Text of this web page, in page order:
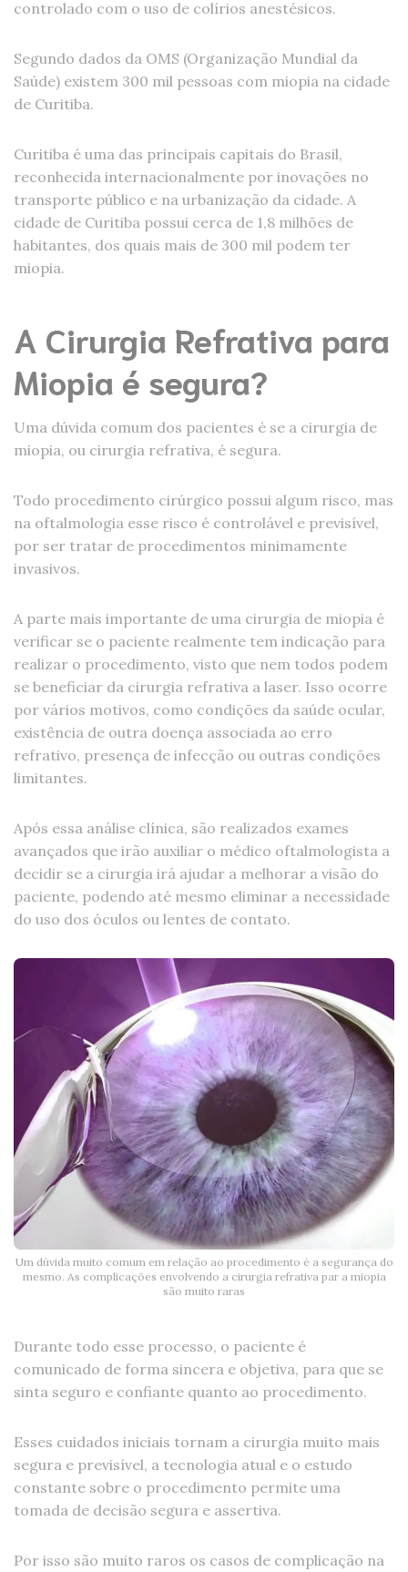
controlado com o uso de colírios anestésicos.
Segundo dados da OMS (Organização Mundial da
Saúde) existem 300 mil pessoas com miopia na cidade
de Curitiba.
Curitiba é uma das principais capitais do Brasil,
reconhecida internacionalmente por inovações no
transporte público e na urbanização da cidade. A
cidade de Curitiba possui cerca de 1,8 milhões de
habitantes, dos quais mais de 300 mil podem ter
miopia.
A Cirurgia Refrativa para
Miopia é segura?
Uma dúvida comum dos pacientes é se a cirurgia de
miopia, ou cirurgia refrativa, é segura.
Todo procedimento cirúrgico possui algum risco, mas
na oftalmologia esse risco é controlável e previsível,
por ser tratar de procedimentos minimamente
invasivos.
A parte mais importante de uma cirurgia de miopia é
verificar se o paciente realmente tem indicação para
realizar o procedimento, visto que nem todos podem
se beneficiar da cirurgia refrativa a laser. Isso ocorre
por vários motivos, como condições da saúde ocular,
existência de outra doença associada ao erro
refrativo, presença de infecção ou outras condições
limitantes.
Após essa análise clínica, são realizados exames
avançados que irão auxiliar o médico oftalmologista a
decidir se a cirurgia irá ajudar a melhorar a visão do
paciente, podendo até mesmo eliminar a necessidade
do uso dos óculos ou lentes de contato.
Um dúvida muito comum em relação ao procedimento é a segurança do
mesmo. As complicações envolvendo a cirurgia refrativa par a miopia
são muito raras
Durante todo esse processo, o paciente é
comunicado de forma sincera e objetiva, para que se
sinta seguro e confiante quanto ao procedimento.
Esses cuidados iniciais tornam a cirurgia muito mais
segura e previsível, a tecnologia atual e o estudo
constante sobre o procedimento permite uma
tomada de decisão segura e assertiva.
Por isso são muito raros os casos de complicação na